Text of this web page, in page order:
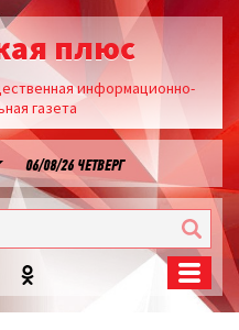
плюс
информационно-
газета
06/08/26 ЧЕТВЕРГ